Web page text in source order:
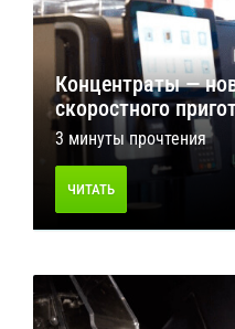
Концентраты —
скоростного
3 минуты прочтения
ЧИТАТЬ